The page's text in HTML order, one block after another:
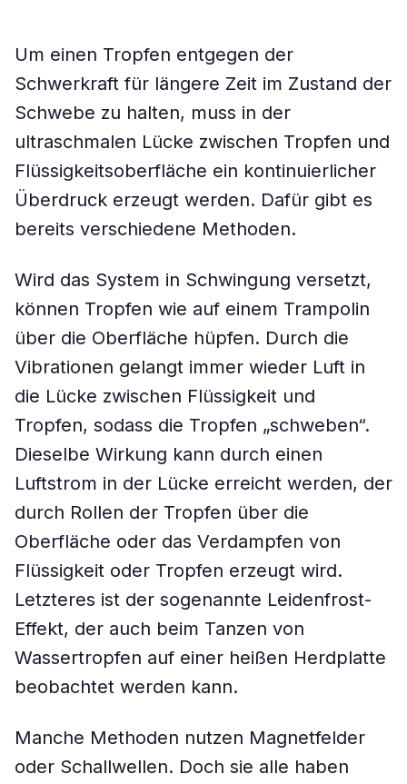
Um einen Tropfen entgegen der
Schwerkraft für längere Zeit im Zustand der
Schwebe zu halten, muss in der
ultraschmalen Lücke zwischen Tropfen und
Flüssigkeitsoberfläche ein kontinuierlicher
Überdruck erzeugt werden. Dafür gibt es
bereits verschiedene Methoden.
Wird das System in Schwingung versetzt,
können Tropfen wie auf einem Trampolin
über die Oberfläche hüpfen. Durch die
Vibrationen gelangt immer wieder Luft in
die Lücke zwischen Flüssigkeit und
Tropfen, sodass die Tropfen „schweben“.
Dieselbe Wirkung kann durch einen
Luftstrom in der Lücke erreicht werden, der
durch Rollen der Tropfen über die
Oberfläche oder das Verdampfen von
Flüssigkeit oder Tropfen erzeugt wird.
Letzteres ist der sogenannte Leidenfrost-
Effekt, der auch beim Tanzen von
Wassertropfen auf einer heißen Herdplatte
beobachtet werden kann.
Manche Methoden nutzen Magnetfelder
oder Schallwellen. Doch sie alle haben